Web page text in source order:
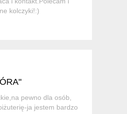
kolczyki!:)
pewno dla osób,
ja jestem bardzo